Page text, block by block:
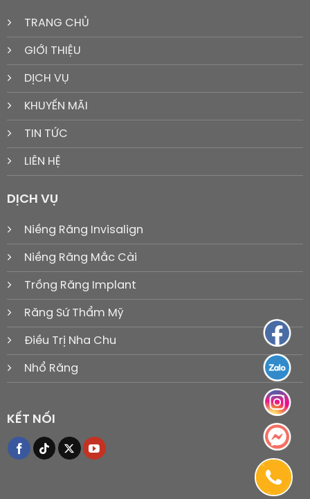
TRANG CHỦ
GIỚI THIỆU
DỊCH VỤ
KHUYẾN MÃI
TIN TỨC
LIÊN HỆ
DỊCH VỤ
Niềng Răng Invisalign
Niềng Răng Mắc Cài
Trồng Răng Implant
Răng Sứ Thẩm Mỹ
Điều Trị Nha Chu
Nhổ Răng
KẾT NỐI